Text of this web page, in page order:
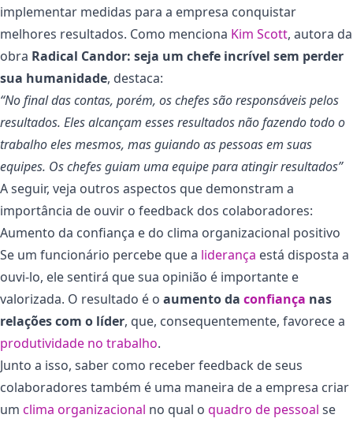
implementar medidas para a empresa conquistar
melhores resultados. Como menciona Kim Scott, autora da
obra Radical Candor: seja um chefe incrível sem perder
sua humanidade, destaca:
“No final das contas, porém, os chefes são responsáveis ​​pelos
resultados. Eles alcançam esses resultados não fazendo todo o
trabalho eles mesmos, mas guiando as pessoas em suas
equipes. Os chefes guiam uma equipe para atingir resultados”
A seguir, veja outros aspectos que demonstram a
importância de ouvir o feedback dos colaboradores:
Aumento da confiança e do clima organizacional positivo
Se um funcionário percebe que a liderança está disposta a
ouvi-lo, ele sentirá que sua opinião é importante e
valorizada. O resultado é o aumento da confiança nas
relações com o líder, que, consequentemente, favorece a
produtividade no trabalho.
Junto a isso, saber como receber feedback de seus
colaboradores também é uma maneira de a empresa criar
um clima organizacional no qual o quadro de pessoal se